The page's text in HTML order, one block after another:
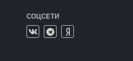
СОЦСЕТИ